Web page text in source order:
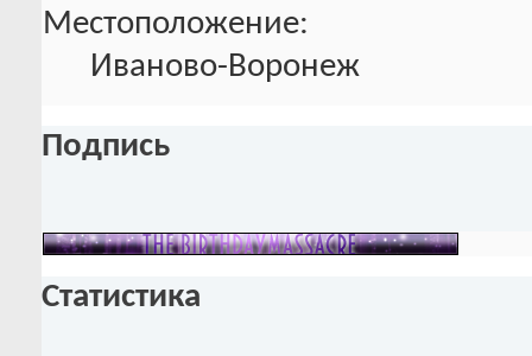
Местоположение:
Иваново-Воронеж
Подпись
Статистика